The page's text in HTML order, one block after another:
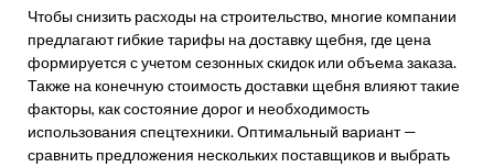
Чтобы снизить расходы на строительство, многие компании
предлагают гибкие тарифы на доставку щебня, где цена
формируется с учетом сезонных скидок или объема заказа.
Также на конечную стоимость доставки щебня влияют такие
факторы, как состояние дорог и необходимость
использования спецтехники. Оптимальный вариант —
сравнить предложения нескольких поставщиков и выбрать